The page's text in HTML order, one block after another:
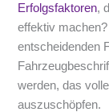
Erfolgsfaktoren,
effektiv
entscheidenden
werden, das
auszuschöpfen.